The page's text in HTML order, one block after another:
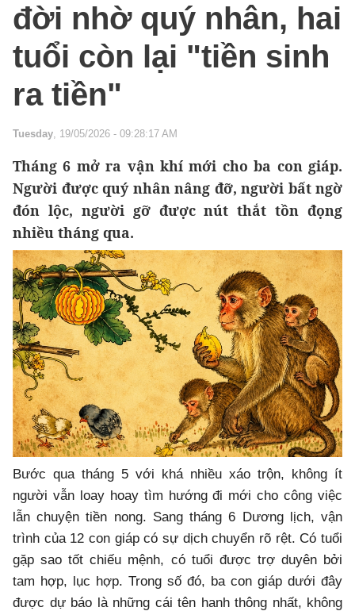
đời nhờ quý nhân, hai
tuổi còn lại "tiền sinh
ra tiền"
Tuesday, 19/05/2026 - 09:28:17 AM
Tháng 6 mở ra vận khí mới cho ba con giáp.
Người được quý nhân nâng đỡ, người bất ngờ
đón lộc, người gỡ được nút thắt tồn đọng
nhiều tháng qua.
Bước qua tháng 5 với khá nhiều xáo trộn, không ít
người vẫn loay hoay tìm hướng đi mới cho công việc
lẫn chuyện tiền nong. Sang tháng 6 Dương lịch, vận
trình của 12 con giáp có sự dịch chuyển rõ rệt. Có tuổi
gặp sao tốt chiếu mệnh, có tuổi được trợ duyên bởi
tam hợp, lục hợp. Trong số đó, ba con giáp dưới đây
được dự báo là những cái tên hanh thông nhất, không